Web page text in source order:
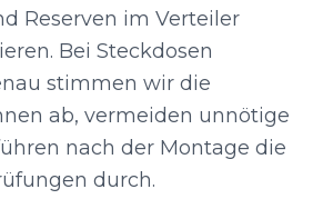
Reserven im Verteiler
Bei Steckdosen
stimmen wir die
ab, vermeiden unnötige
nach der Montage die
durch.